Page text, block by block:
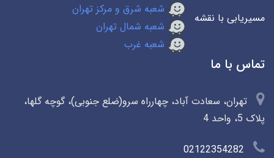
مسیریابی با نقشه
شعبه شرق و مرکز تهران
شعبه شمال تهران
شعبه غرب
تماس با ما
تهران، سعادت آباد، چهارراه سرو(ضلع جنوبی)، گوچه گلها،
پلاک 5، واحد 4
02122354282